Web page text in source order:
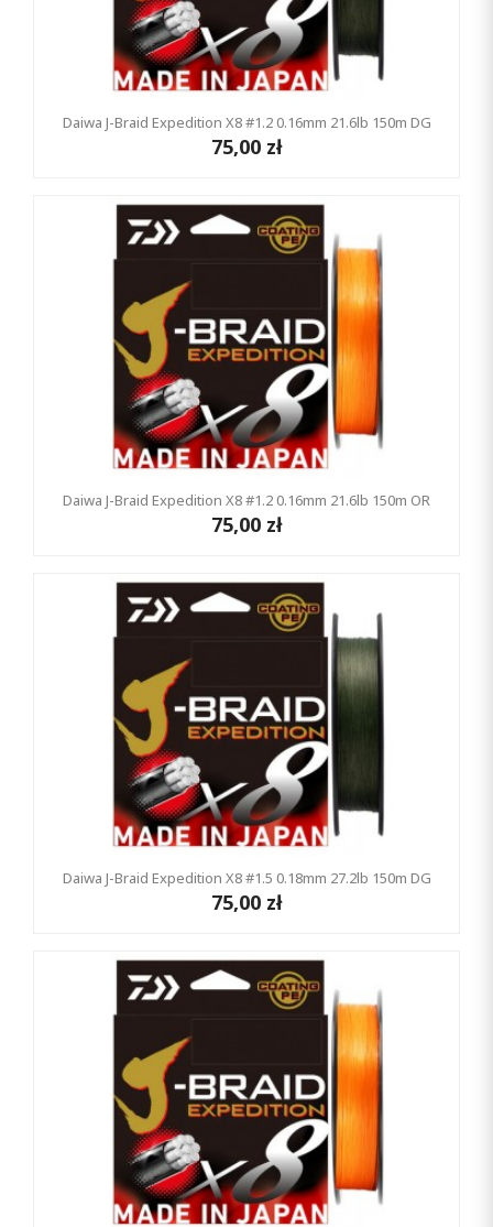
Daiwa J-Braid Expedition X8 #1.2 0.16mm 21.6lb 150m DG
75,00 zł
Daiwa J-Braid Expedition X8 #1.2 0.16mm 21.6lb 150m OR
75,00 zł
Daiwa J-Braid Expedition X8 #1.5 0.18mm 27.2lb 150m DG
75,00 zł